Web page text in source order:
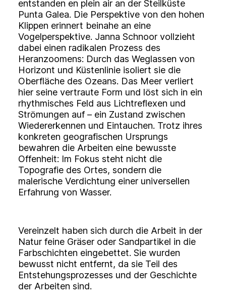
entstanden en plein air an der Steilküste
Punta Galea. Die Perspektive von den hohen
Klippen erinnert beinahe an eine
Vogelperspektive. Janna Schnoor vollzieht
dabei einen radikalen Prozess des
Heranzoomens: Durch das Weglassen von
Horizont und Küstenlinie isoliert sie die
Oberfläche des Ozeans. Das Meer verliert
hier seine vertraute Form und löst sich in ein
rhythmisches Feld aus Lichtreflexen und
Strömungen auf – ein Zustand zwischen
Wiedererkennen und Eintauchen. Trotz ihres
konkreten geografischen Ursprungs
bewahren die Arbeiten eine bewusste
Offenheit: Im Fokus steht nicht die
Topografie des Ortes, sondern die
malerische Verdichtung einer universellen
Erfahrung von Wasser.
Vereinzelt haben sich durch die Arbeit in der
Natur feine Gräser oder Sandpartikel in die
Farbschichten eingebettet. Sie wurden
bewusst nicht entfernt, da sie Teil des
Entstehungsprozesses und der Geschichte
der Arbeiten sind.